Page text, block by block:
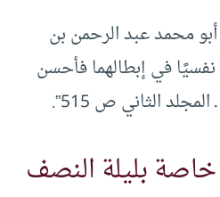
محمد عبد الرحمن بن
في إبطالهما فأحسن
الثاني ص 515”.
بليلة النصف